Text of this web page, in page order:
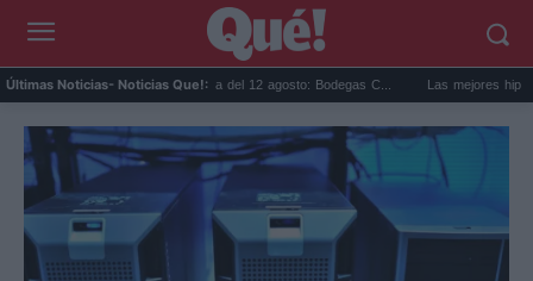
Últimas Noticias- Noticias Que!:
Eclipse solar en Cariñena del 12 agosto: Bodegas C... Las mejores hipotecas de